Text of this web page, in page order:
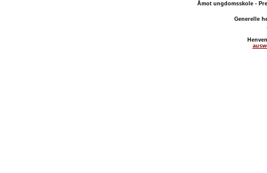
Åmot ungdomsskole -
Generelle